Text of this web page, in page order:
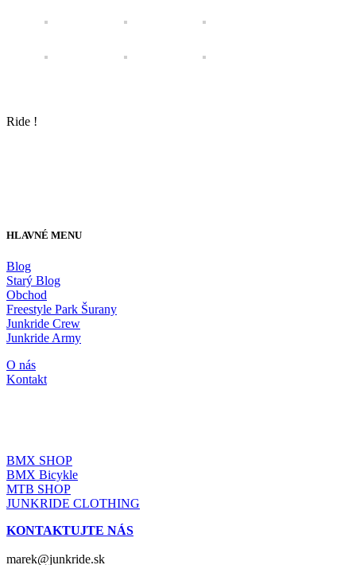
Ride !
HLAVNÉ MENU
Blog
Starý Blog
Obchod
Freestyle Park Šurany
Junkride Crew
Junkride Army
O nás
Kontakt
BMX SHOP
BMX Bicykle
MTB SHOP
JUNKRIDE CLOTHING
KONTAKTUJTE NÁS
marek@junkride.sk